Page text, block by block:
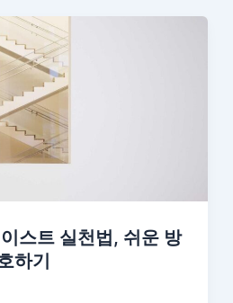
스트 실천법, 쉬운 방
하기